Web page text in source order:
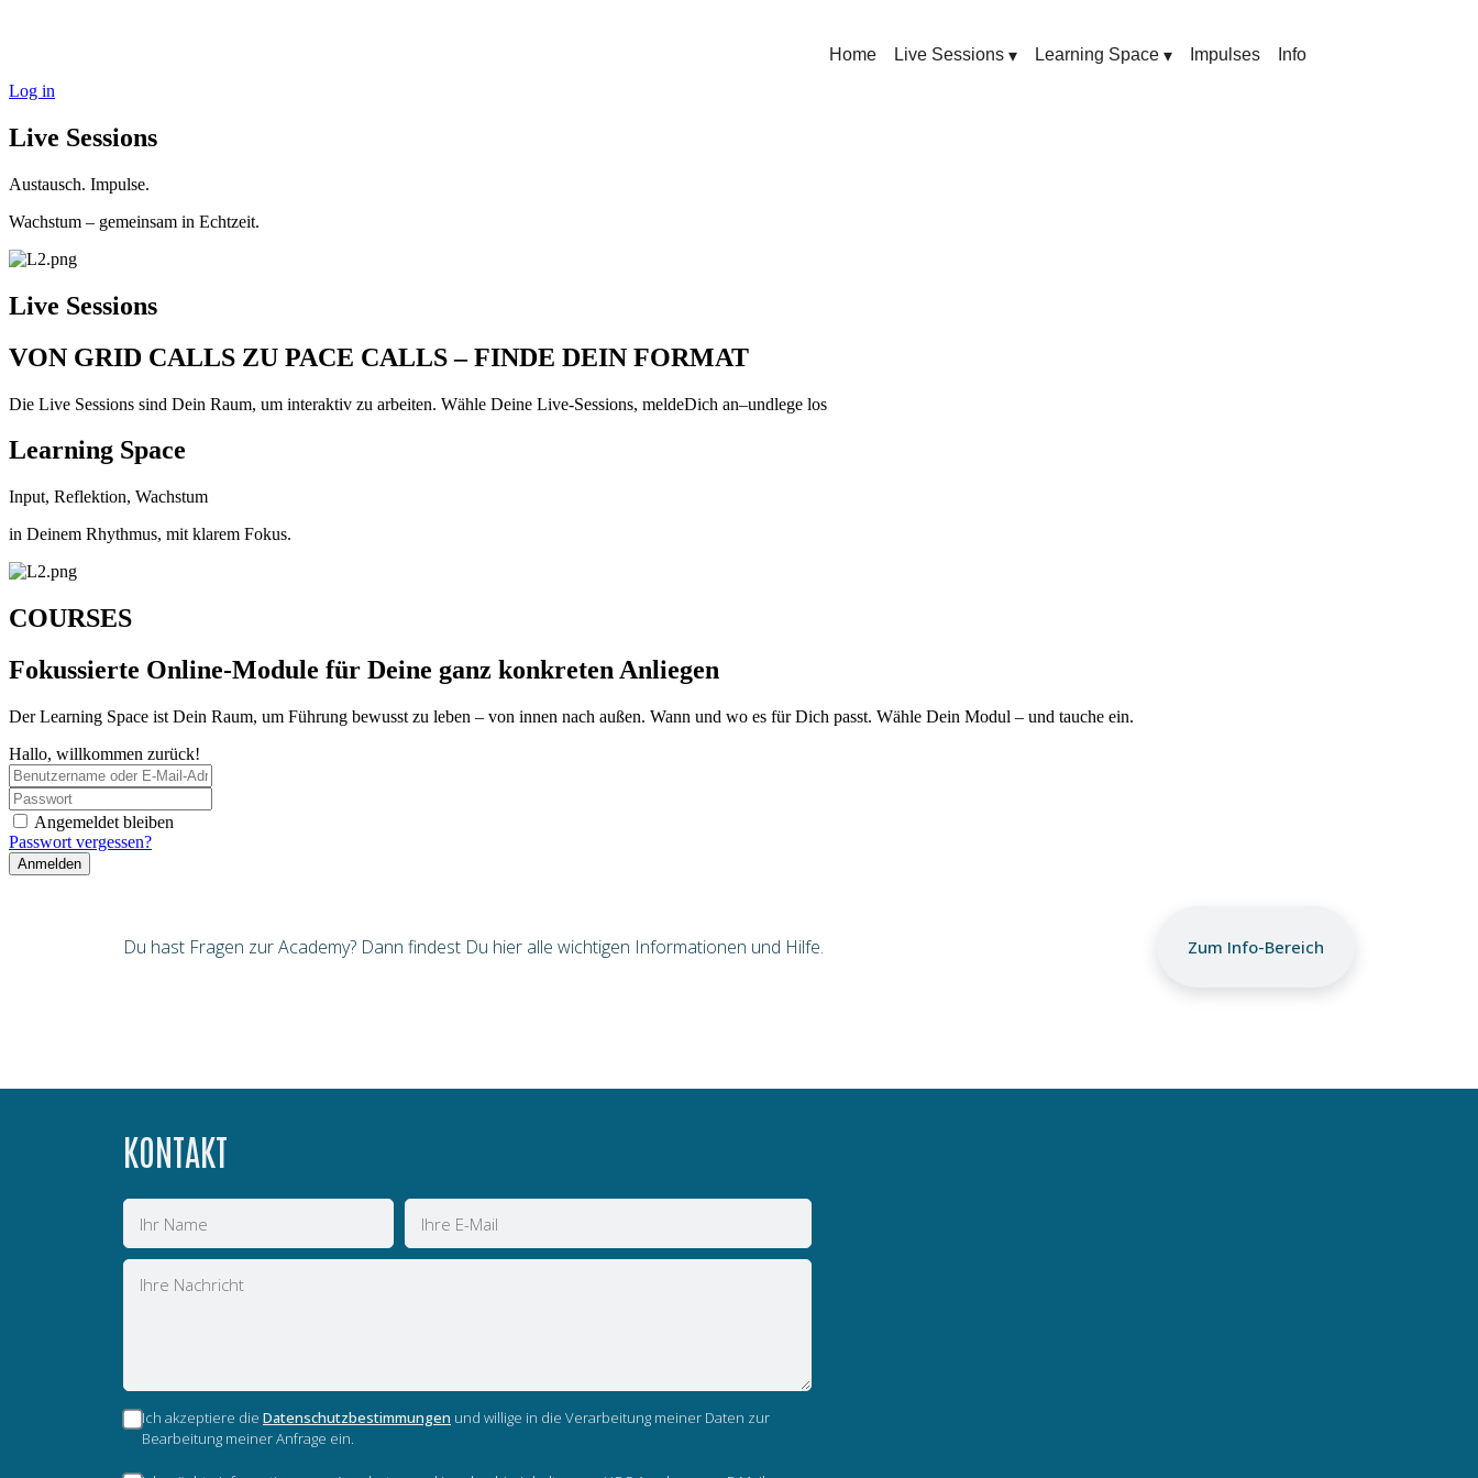
Home Live Sessions ▾ Learning Space ▾ Impulses
Info
Log in
Live Sessions
Austausch. Impulse.
Wachstum – gemeinsam in Echtzeit.
Live Sessions
VON GRID CALLS ZU PACE CALLS – FINDE DEIN FORMAT
Die Live Sessions sind Dein Raum, um interaktiv zu arbeiten. Wähle Deine Live-Sessions, meldeDich an–undlege los
Learning Space
Input, Reflektion, Wachstum
in Deinem Rhythmus, mit klarem Fokus.
COURSES
Fokussierte Online-Module für Deine ganz konkreten Anliegen
Der Learning Space ist Dein Raum, um Führung bewusst zu leben – von innen nach außen. Wann und wo es für Dich passt. Wähle Dein Modul – und tauche ein.
Hallo, willkommen zurück!
Angemeldet bleiben
Passwort vergessen?
Anmelden
Du hast Fragen zur Academy? Dann findest Du hier alle wichtigen Informationen und Hilfe. Zum Info-Bereich
KONTAKT
Name
E-
Mail
Nachricht
Ich akzeptiere die Datenschutzbestimmungen und willige in die Verarbeitung meiner Daten zur
Bearbeitung meiner Anfrage ein.